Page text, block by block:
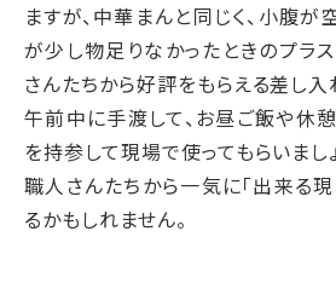
ますが、中華まんと同じく、小腹
が少し物足りなかったときのプラス
さんたちから好評をもらえる差し入
午前中に手渡して、お昼ご飯や休
を持参して現場で使ってもらいましょ
職人さんたちから一気に「出来る現
るかもしれません。